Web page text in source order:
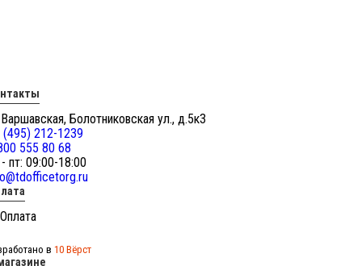
Болотниковская ул., д.5к3
(495) 212-1239
555 80 68
пт: 09:00-18:00
в 10 Вёрст